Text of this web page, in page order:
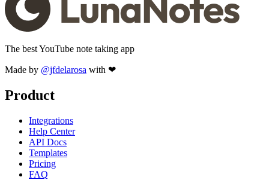
The best YouTube note taking app
Made by @jfdelarosa with ❤
Product
Integrations
Help Center
API Docs
Templates
Pricing
FAQ